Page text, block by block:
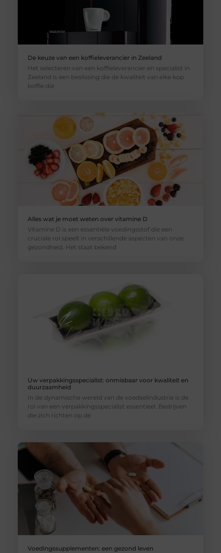
De keuze van een koffieleverancier in Zeeland
Het selecteren van een koffieleverancier en specialist in
Zeeland is een beslissing die de kwaliteit van elke kop
koffie die
Alles wat je moet weten over vitamine D
Vitamine D is een essentiële voedingsstof die een
cruciale rol speelt in verschillende aspecten van onze
gezondheid. Het staat bekend
Uw verpakkingsspecialist: onmisbaar voor kwaliteit en
duurzaamheid
In de dynamische wereld van de voedselindustrie is de
rol van een verpakkingsspecialist essentieel. Bedrijven
die zich richten op de
Voedingssupplementen: een gezond leven